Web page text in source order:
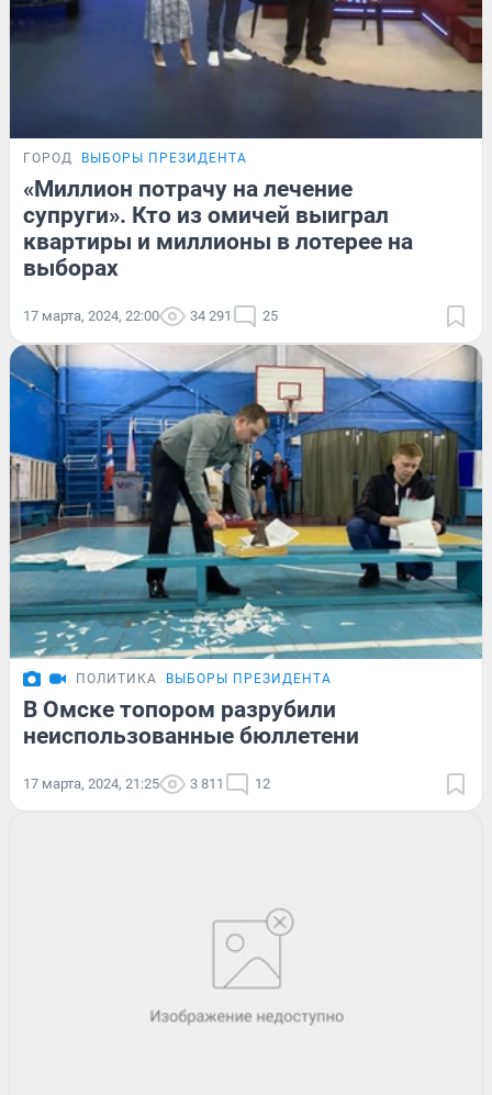
ГОРОД ВЫБОРЫ ПРЕЗИДЕНТА
«Миллион потрачу на лечение
супруги». Кто из омичей выиграл
квартиры и миллионы в лотерее на
выборах
17 марта, 2024, 22:00 34 291 25
ПОЛИТИКА ВЫБОРЫ ПРЕЗИДЕНТА
В Омске топором разрубили
неиспользованные бюллетени
17 марта, 2024, 21:25 3 811 12